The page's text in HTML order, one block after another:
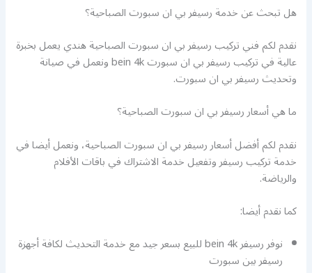
هل تبحث عن خدمة رسيفر بي ان سبورت الصباحية؟
نقدم لكم فني تركيب رسيفر بي ان سبورت الصباحية هندي يعمل بخبرة
عالية في تركيب رسيفر بي ان سبورت bein 4k ونعمل في صيانة
وتحديث رسيفر بي ان سبورت.
ما هي أسعار رسيفر بي ان سبورت الصباحية؟
نقدم لكم أفضل أسعار رسيفر بي ان سبورت الصباحية، ونعمل أيضا في
خدمة تركيب رسيفر وتفعيل خدمة الاشتراك في باقات الأفلام
والرياضة.
كما نقدم أيضا:
نوفر رسيفر bein 4k للبيع بسعر جيد مع خدمة التحديث لكافة أجهزة
رسيفر بين سبورت